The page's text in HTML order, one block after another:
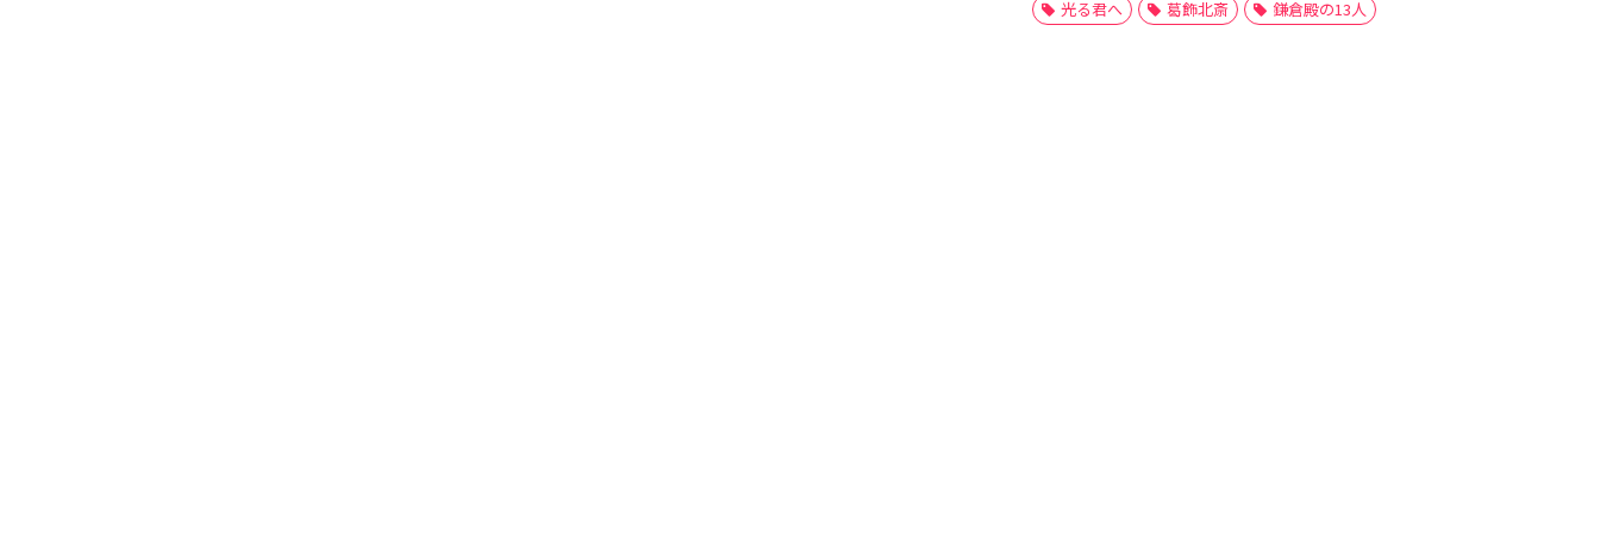
光る君へ 葛飾北斎 鎌倉殿の13人